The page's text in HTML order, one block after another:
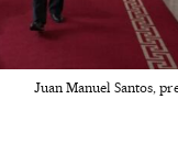
Juan Manuel Santos,